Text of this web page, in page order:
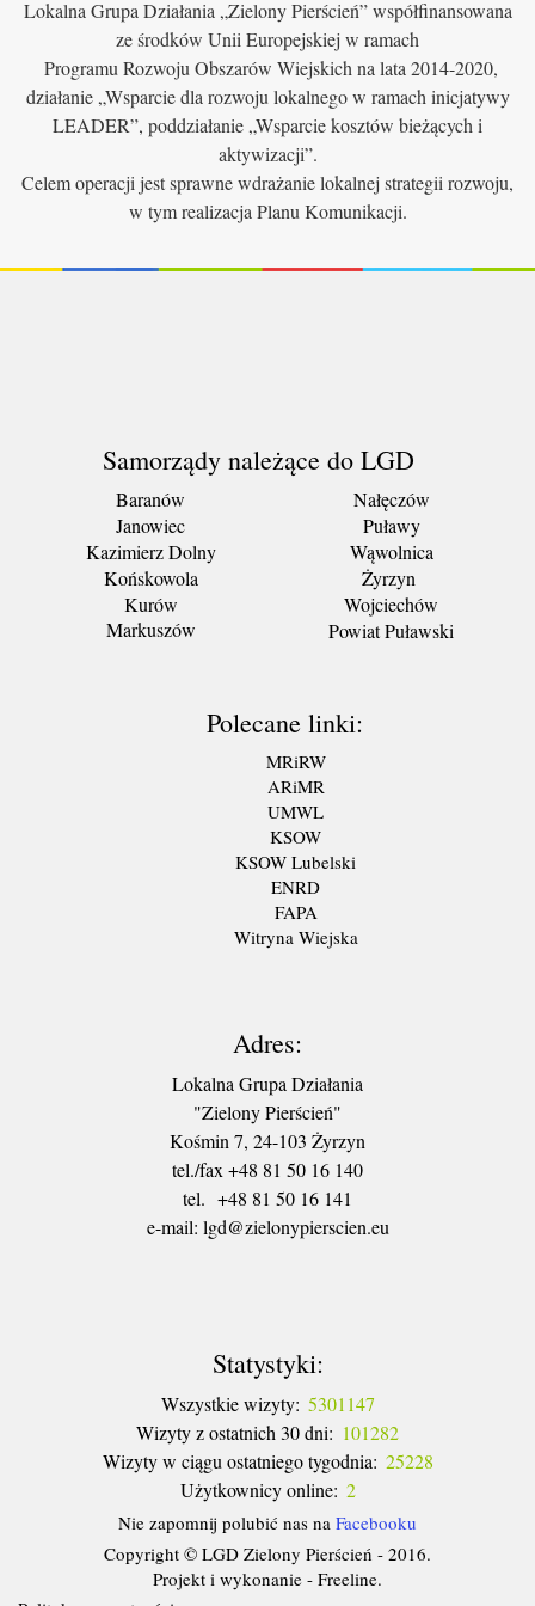
Lokalna Grupa Działania „Zielony Pierścień” współfinansowana
ze środków Unii Europejskiej w ramach
Programu Rozwoju Obszarów Wiejskich na lata 2014-2020,
działanie „Wsparcie dla rozwoju lokalnego w ramach inicjatywy
LEADER”, poddziałanie „Wsparcie kosztów bieżących i
aktywizacji”.
Celem operacji jest sprawne wdrażanie lokalnej strategii rozwoju,
w tym realizacja Planu Komunikacji.
Samorządy należące do LGD
Baranów
Janowiec
Kazimierz Dolny
Końskowola
Kurów
Markuszów
Nałęczów
Puławy
Wąwolnica
Żyrzyn
Wojciechów
Powiat Puławski
Polecane linki:
MRiRW
ARiMR
UMWL
KSOW
KSOW Lubelski
ENRD
FAPA
Witryna Wiejska
Adres:
Lokalna Grupa Działania
"Zielony Pierścień"
Kośmin 7, 24-103 Żyrzyn
tel./fax +48 81 50 16 140
tel. +48 81 50 16 141
​e-mail: lgd@zielonypierscien.eu
Statystyki:
Wszystkie wizyty: 5301147
Wizyty z ostatnich 30 dni: 101282
Wizyty w ciągu ostatniego tygodnia: 25228
Użytkownicy online: 2
Nie zapomnij polubić nas na Facebooku
Copyright © LGD Zielony Pierścień - 2016.
Projekt i wykonanie - Freeline.